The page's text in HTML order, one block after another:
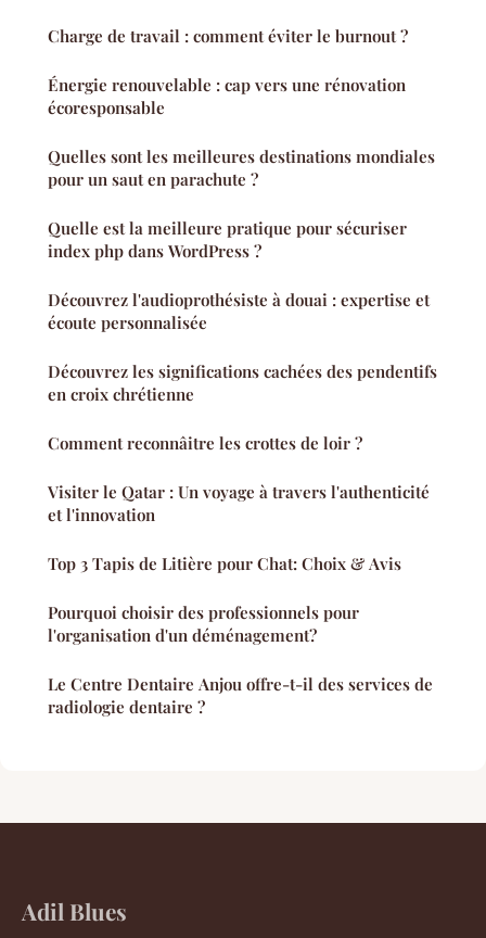
Charge de travail : comment éviter le burnout ?
Énergie renouvelable : cap vers une rénovation
écoresponsable
Quelles sont les meilleures destinations mondiales
pour un saut en parachute ?
Quelle est la meilleure pratique pour sécuriser
index php dans WordPress ?
Découvrez l'audioprothésiste à douai : expertise et
écoute personnalisée
Découvrez les significations cachées des pendentifs
en croix chrétienne
Comment reconnâitre les crottes de loir ?
Visiter le Qatar : Un voyage à travers l'authenticité
et l'innovation
Top 3 Tapis de Litière pour Chat: Choix & Avis
Pourquoi choisir des professionnels pour
l'organisation d'un déménagement?
Le Centre Dentaire Anjou offre-t-il des services de
radiologie dentaire ?
Adil Blues